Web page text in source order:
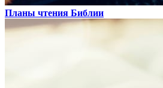
Планы чтения Библии